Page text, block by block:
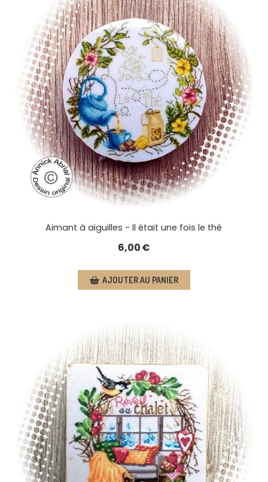
Aimant à aiguilles - Il était une fois le thé
6,00€
AJOUTER AU PANIER